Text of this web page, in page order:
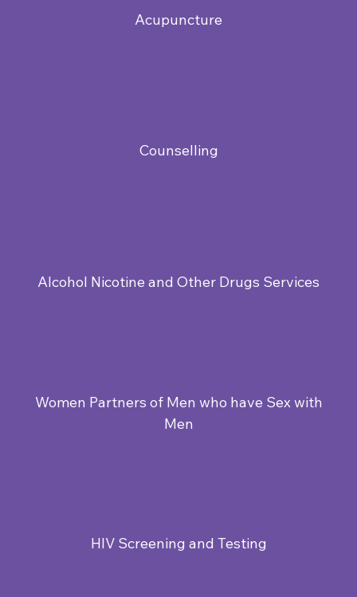
Acupuncture
Counselling
Alcohol Nicotine and Other Drugs Services
Women Partners of Men who have Sex with
Men
HIV Screening and Testing